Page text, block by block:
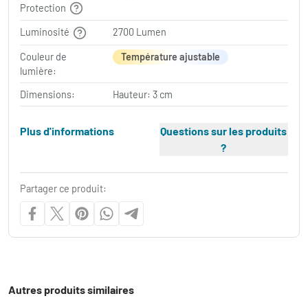
Protection
Luminosité 2700 Lumen
Couleur de
lumière:
Température ajustable
Dimensions: Hauteur: 3 cm
Plus d'informations
Questions sur les produits
?
Partager ce produit:
Autres produits similaires